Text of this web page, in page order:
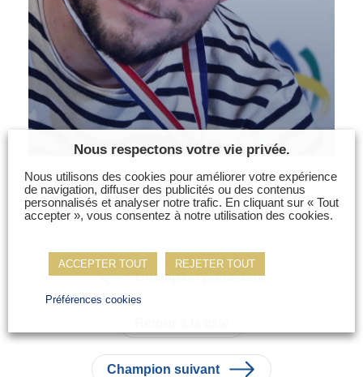
Questions fréquentes
Actualités
Espace presse
Inscription à la newsletter
Espace membres
Champion précédent
Champion suivant
Nous respectons votre vie privée.
Nous utilisons des cookies pour améliorer votre expérience
de navigation, diffuser des publicités ou des contenus
personnalisés et analyser notre trafic. En cliquant sur « Tout
accepter », vous consentez à notre utilisation des cookies.
ACCEPTER TOUT REJETER TOUT
Préférences cookies